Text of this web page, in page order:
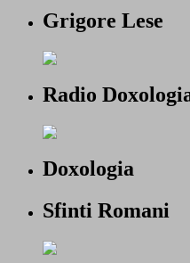
Grigore Lese
Radio
Doxologia
Sfinti Romani